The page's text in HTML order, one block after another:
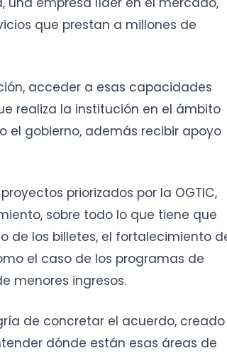
que prestan a millones de
acceder a esas capacidades
realiza la institución en el ámbito
gobierno, además recibir apoyo
priorizados por la OGTIC,
sobre todo lo que tiene que
de los billetes, el fortalecimiento
el caso de los programas de
menores ingresos.
de concretar el acuerdo, creado
dónde están esas áreas de